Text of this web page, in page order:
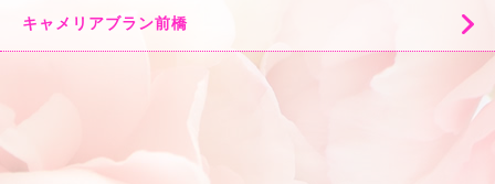
キャメリアブラン前橋